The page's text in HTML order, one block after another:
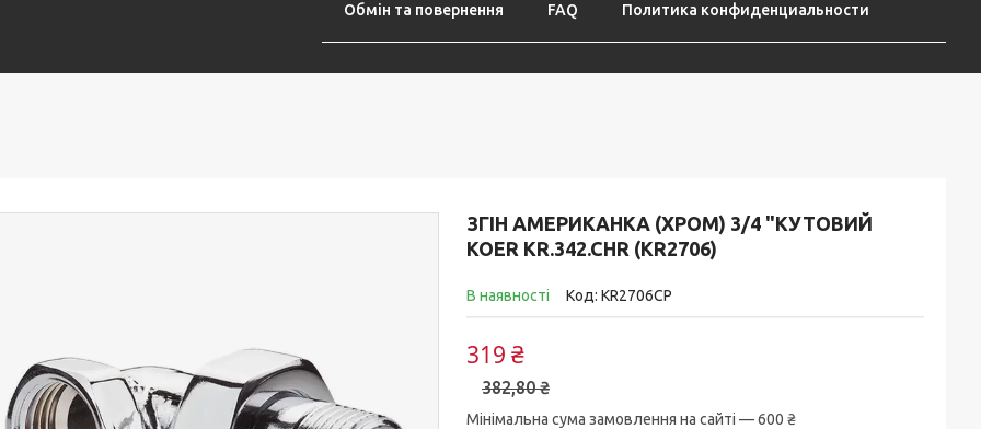
Обмін та повернення FAQ Политика конфиденциальности
ЗГІН АМЕРИКАНКА (ХРОМ) 3/4 "КУТОВИЙ
KOER KR.342.CHR (KR2706)
В наявності Код: KR2706CP
382,80 ₴
319 ₴
Мінімальна сума замовлення на сайті — 600 ₴